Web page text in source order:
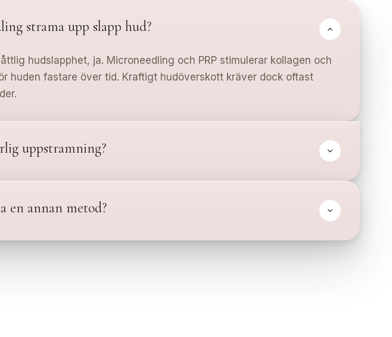
strama upp slapp hud?
hudslapphet, ja. Microneedling och PRP stimulerar kollagen och
huden fastare över tid. Kraftigt hudöverskott kräver dock oftast
uppstramning?
en annan metod?